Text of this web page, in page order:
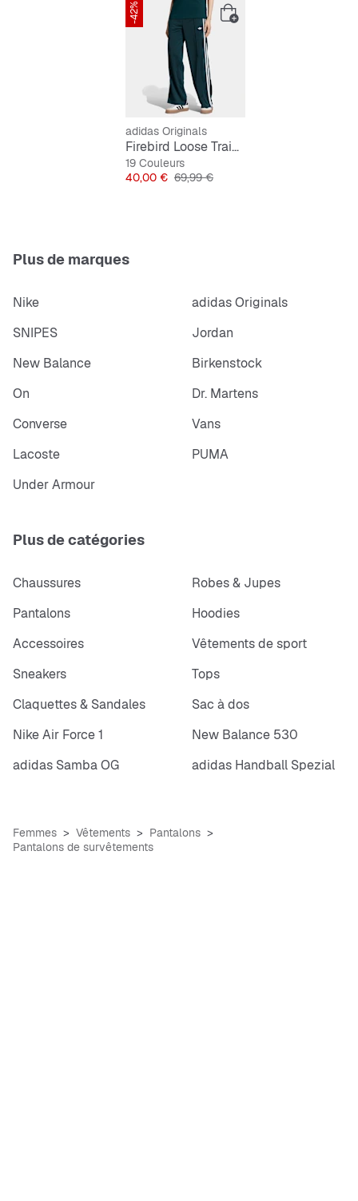
Ceinture élastique avec cordon de serrage
100% polyester (recyclé)
Poches latérales zippées
-42%
adidas Originals
Firebird Loose Trainingshose
19 Couleurs
Prix
40,00 € Prix original
69,99 €
Plus de marques
Nike
adidas Originals
SNIPES
Jordan
New Balance
Birkenstock
On
Dr. Martens
Converse
Vans
Lacoste
PUMA
Under Armour
Plus de catégories
Chaussures
Robes & Jupes
Pantalons
Hoodies
Accessoires
Vêtements de sport
Sneakers
Tops
Claquettes & Sandales
Sac à dos
Nike Air Force 1
New Balance 530
adidas Samba OG
adidas Handball Spezial
Femmes Vêtements
Pantalons
Pantalons de survêtements